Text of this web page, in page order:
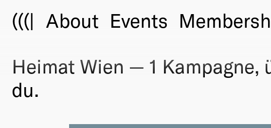
(((| About Events
Heimat Wien — 1
du.